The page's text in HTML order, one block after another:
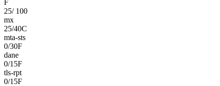
F
25/ 100
mx
25/40C
mta-sts
0/30F
dane
0/15F
tls-rpt
0/15F